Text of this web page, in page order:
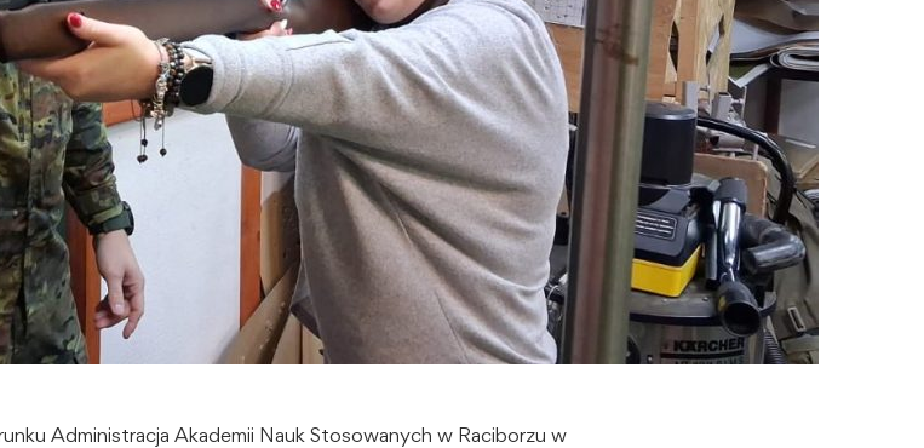
Administracja Akademii Nauk Stosowanych w Raciborzu w